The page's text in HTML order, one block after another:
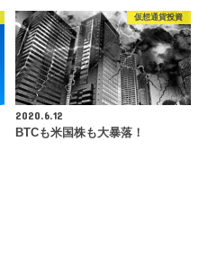
仮想通貨投資
2020.6.12
BTCも米国株も大暴落！